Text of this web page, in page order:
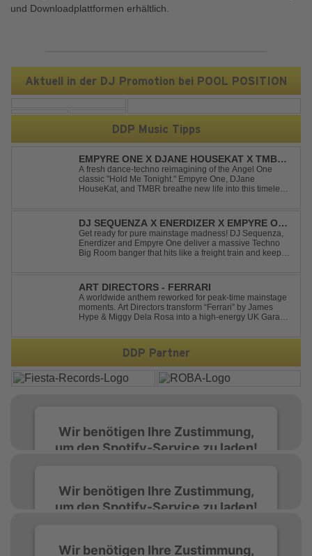
Aktuell in der DJ Promotion bei POOL POSITION
DDP Music Tipps
EMPYRE ONE X DJANE HOUSEKAT X TMBR -
HOLD ME TONIGHT
A fresh dance-techno reimagining of the Angel One
classic "Hold Me Tonight." Empyre One, DJane
HouseKat, and TMBR breathe new life into this timeless
contemporary dancefloor energy, this cover...
DJ SEQUENZA X ENERDIZER X EMPYRE ONE
- UNTIL THE MORNING LIGHT
Get ready for pure mainstage madness! DJ Sequenza,
Enerdizer and Empyre One deliver a massive Techno
Big Room banger that hits like a freight train and keeps
and an unstoppable festival...
ART DIRECTORS - FERRARI
A worldwide anthem reworked for peak-time mainstage
moments. Art Directors transform “Ferrari” by James
Hype & Miggy Dela Rosa into a high-energy UK Garage
irresistible momentum. Designed for clubs and festival
crowds alike, this remix elevates the o...
DDP Partner
Wir benötigen Ihre Zustimmung,
um den Spotify-Service zu laden!
einzubetten. Dieser Service kann Daten zu
Ihren Aktivitäten sammeln. Bitte lesen Sie die
Wir benötigen Ihre Zustimmung,
um den Spotify-Service zu laden!
Wir benötigen Ihre Zustimmung,
und Downloadplattformen erhältlich.